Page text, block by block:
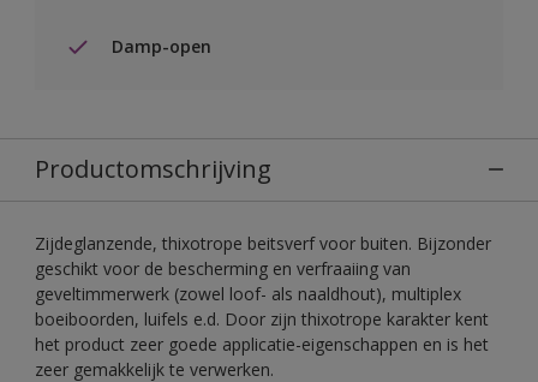
Damp-open
Productomschrijving
Zijdeglanzende, thixotrope beitsverf voor buiten. Bijzonder
geschikt voor de bescherming en verfraaiing van
geveltimmerwerk (zowel loof- als naaldhout), multiplex
boeiboorden, luifels e.d. Door zijn thixotrope karakter kent
het product zeer goede applicatie-eigenschappen en is het
zeer gemakkelijk te verwerken.